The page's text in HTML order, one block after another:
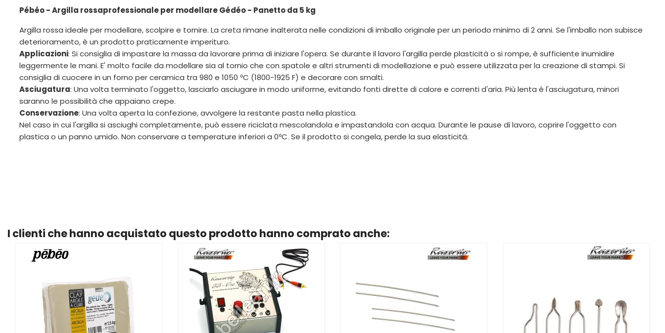
Pébéo - Argilla rossaprofessionale per modellare Gédéo - Panetto da 5 kg
Argilla rossa ideale per modellare, scolpire e tornire. La creta rimane inalterata nelle condizioni di imballo originale per un periodo minimo di 2 anni. Se l'imballo non subisce
deterioramento, è un prodotto praticamente imperituro.
Applicazioni: Si consiglia di impastare la massa da lavorare prima di iniziare l'opera. Se durante il lavoro l'argilla perde plasticità o si rompe, è sufficiente inumidire
leggermente le mani. E' molto facile da modellare sia al tornio che con spatole e altri strumenti di modellazione e può essere utilizzata per la creazione di stampi. Si
consiglia di cuocere in un forno per ceramica tra 980 e 1050 ºC (1800-1925 F) e decorare con smalti.
Asciugatura: Una volta terminato l'oggetto, lasciarlo asciugare in modo uniforme, evitando fonti dirette di calore e correnti d'aria. Più lenta è l'asciugatura, minori
saranno le possibilità che appaiano crepe.
Conservazione: Una volta aperta la confezione, avvolgere la restante pasta nella plastica.
Nel caso in cui l'argilla si asciughi completamente, può essere riciclata mescolandola e impastandola con acqua. Durante le pause di lavoro, coprire l'oggetto con
plastica o un panno umido. Non conservare a temperature inferiori a 0ºC. Se il prodotto si congela, perde la sua elasticità.
I clienti che hanno acquistato questo prodotto hanno comprato anche: